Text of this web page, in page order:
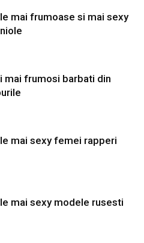
mai frumoase si mai sexy
mai frumosi barbati din
mai sexy femei rapperi
mai sexy modele rusesti